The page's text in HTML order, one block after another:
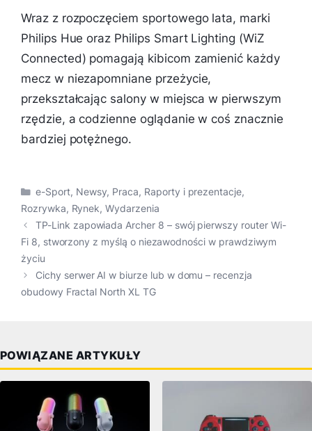
Wraz z rozpoczęciem sportowego lata, marki
Philips Hue oraz Philips Smart Lighting (WiZ
Connected) pomagają kibicom zamienić każdy
mecz w niezapomniane przeżycie,
przekształcając salony w miejsca w pierwszym
rzędzie, a codzienne oglądanie w coś znacznie
bardziej potężnego.
Kategorie
e-Sport, Newsy, Praca, Raporty i prezentacje,
Rozrywka, Rynek,Wydarzenia
TP-Link zapowiada Archer 8 – swój pierwszy router Wi-
Fi 8, stworzony z myślą o niezawodności w prawdziwym
życiu
Cichy serwer AI w biurze lub w domu – recenzja
obudowy Fractal North XL TG
POWIĄZANE ARTYKUŁY